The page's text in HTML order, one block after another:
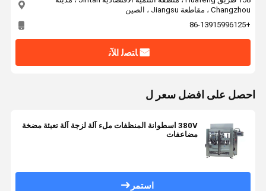
Changzhou ، مقاطعة Jiangsu ، الصين
+86-13915996125
ﺎﺘﺼﻟ ﺍﻶﻧ
احصل على افضل سعر ل
380V اسطوانة المنظفات ملء آلة لزجة آلة تعبئة مضخة
مضاعفات
استمر